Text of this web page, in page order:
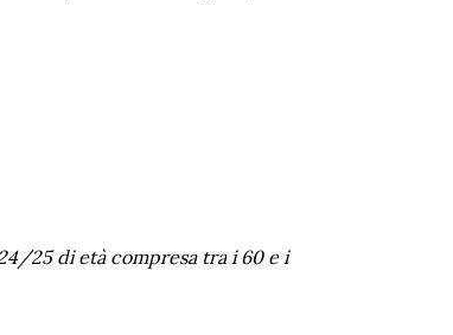
25 di età compresa tra i 60 e i